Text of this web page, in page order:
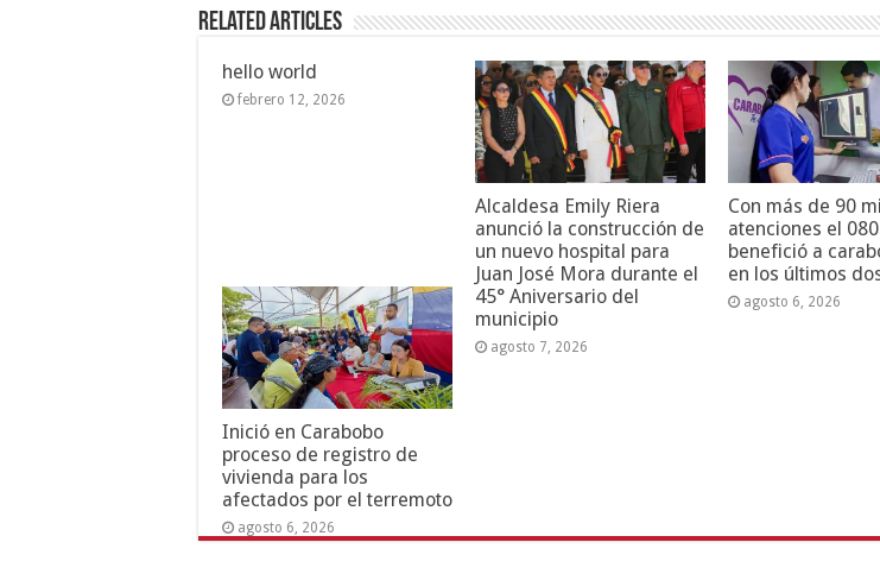
Related Articles
hello world
febrero 12, 2026
Alcaldesa Emily Riera
anunció la construcción de
un nuevo hospital para
Juan José Mora durante el
45° Aniversario del
municipio
agosto 7, 2026
Con más de 90
atenciones el
benefició a
en los últimos
agosto 6, 2026
Inició en Carabobo
proceso de registro de
vivienda para los
afectados por el terremoto
agosto 6, 2026